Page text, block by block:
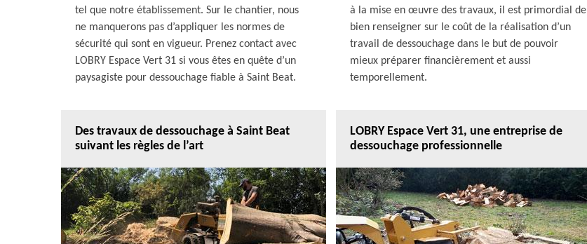
tel que notre établissement. Sur le chantier, nous
ne manquerons pas d’appliquer les normes de
sécurité qui sont en vigueur. Prenez contact avec
LOBRY Espace Vert 31 si vous êtes en quête d’un
paysagiste pour dessouchage fiable à Saint Beat.
à la mise en œuvre des travaux, il est primordial de
bien renseigner sur le coût de la réalisation d’un
travail de dessouchage dans le but de pouvoir
mieux préparer financièrement et aussi
temporellement.
Des travaux de dessouchage à Saint Beat
suivant les règles de l’art
LOBRY Espace Vert 31, une entreprise de
dessouchage professionnelle